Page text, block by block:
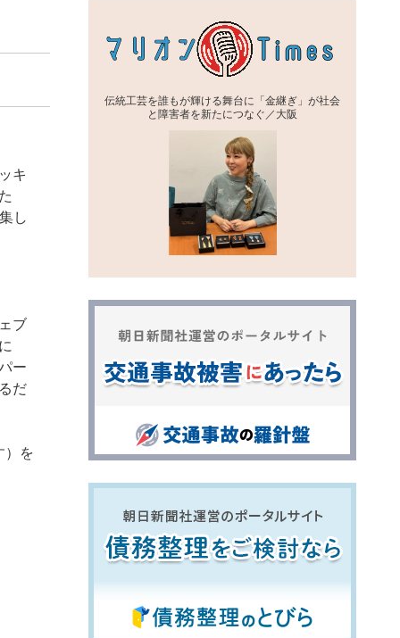
キ
し
ブ
ー
だ
）を
伝統工芸を誰もが輝ける舞台に「金継ぎ」が社会
と障害者を新たにつなぐ／大阪